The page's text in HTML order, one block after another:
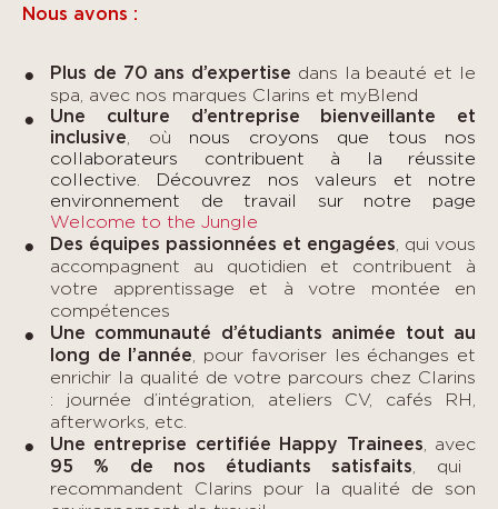
Nous avons :
Plus de 70 ans d’expertise dans la beauté et le
spa, avec nos marques Clarins et myBlend
Une culture d’entreprise bienveillante et
inclusive , où nous croyons que tous nos
collaborateurs contribuent à la réussite
collective. Découvrez nos valeurs et notre
environnement de travail sur notre page
Welcome to the Jungle
Des équipes passionnées et engagées
qui vous
accompagnent au quotidien et contribuent à
votre apprentissage et à votre montée en
compétences
Une communauté d’étudiants animée tout au
long de l’année , pour favoriser les échanges et
enrichir la qualité de votre parcours chez Clarins
: journée d’intégration, ateliers CV, cafés RH,
afterworks, etc.
Une entreprise certifiée Happy Trainees , avec
95 % de nos étudiants satisfaits , qui
recommandent Clarins pour la qualité de son